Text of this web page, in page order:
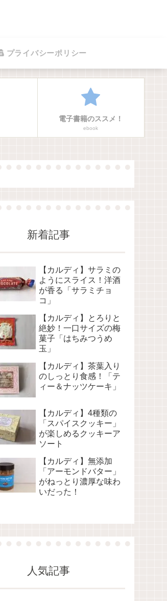
プライバシーポリシー
電子書籍のススメ！
ebook
新着記事
【カルディ】サラミの
ようにスライス！洋酒
が香る「サラミチョ
コ」
【カルディ】とろりと
絶妙！一口サイズの梅
菓子「はちみつうめ
玉」
【カルディ】茶葉入り
のしっとり食感！「テ
ィー＆ナッツケーキ」
【カルディ】4種類の
「スパイスクッキー」
が楽しめるクッキーア
ソート
【カルディ】無添加
「アーモンドバター」
がねっとり濃厚な味わ
いだった！
人気記事